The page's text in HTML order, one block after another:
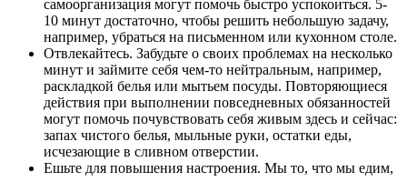
самоорганизация могут помочь быстро успокоиться. 5-
10 минут достаточно, чтобы решить небольшую задачу,
например, убраться на письменном или кухонном столе.
Отвлекайтесь. Забудьте о своих проблемах на несколько
минут и займите себя чем-то нейтральным, например,
раскладкой белья или мытьем посуды. Повторяющиеся
действия при выполнении повседневных обязанностей
могут помочь почувствовать себя живым здесь и сейчас:
запах чистого белья, мыльные руки, остатки еды,
исчезающие в сливном отверстии.
Ешьте для повышения настроения. Мы то, что мы едим,